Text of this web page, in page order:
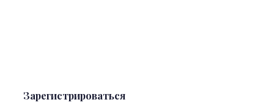
Зарегистрироваться